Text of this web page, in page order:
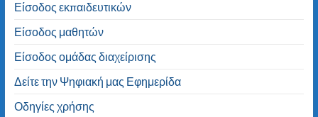
Είσοδος εκπαιδευτικών
Είσοδος μαθητών
Είσοδος ομάδας διαχείρισης
Δείτε την Ψηφιακή μας Εφημερίδα
Οδηγίες χρήσης